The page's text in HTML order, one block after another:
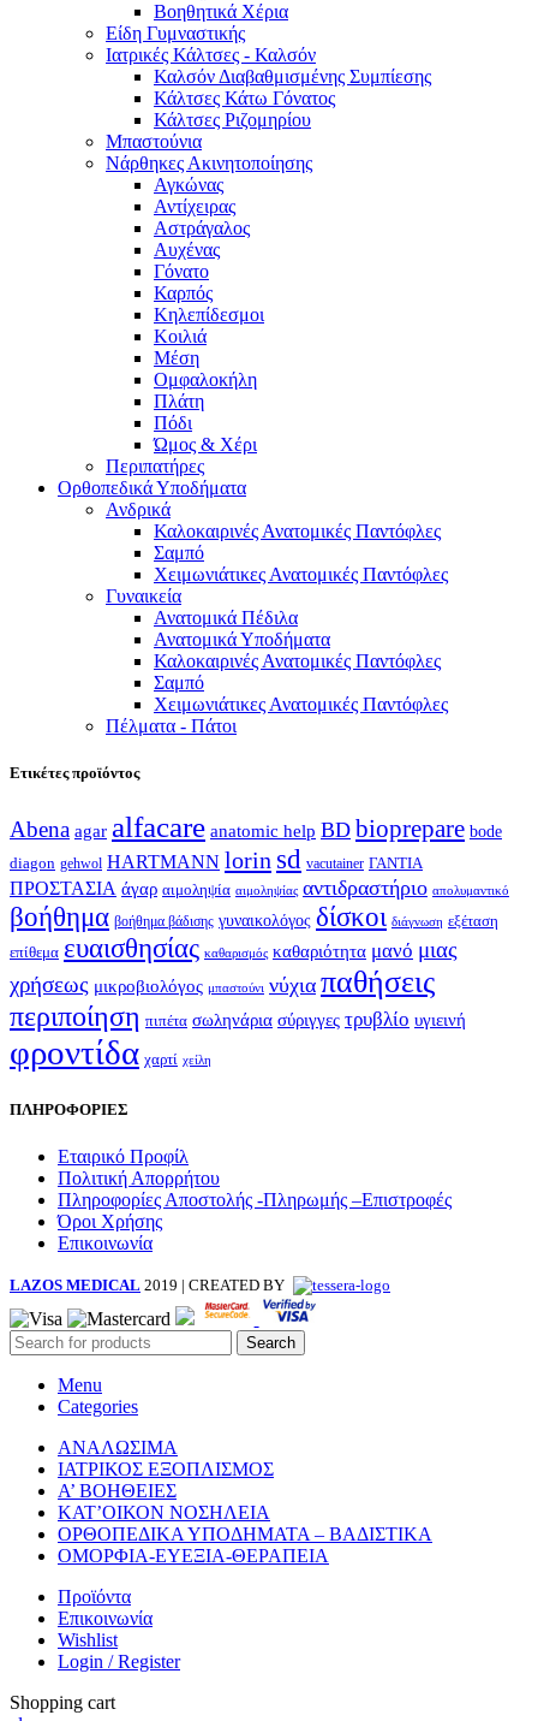
Βοηθητικά Χέρια
Είδη Γυμναστικής
Ιατρικές Κάλτσες - Καλσόν
Καλσόν Διαβαθμισμένης Συμπίεσης
Κάλτσες Κάτω Γόνατος
Κάλτσες Ριζομηρίου
Μπαστούνια
Νάρθηκες Ακινητοποίησης
Αγκώνας
Αντίχειρας
Αστράγαλος
Αυχένας
Γόνατο
Καρπός
Κηλεπίδεσμοι
Κοιλιά
Μέση
Ομφαλοκήλη
Πλάτη
Πόδι
Ώμος & Χέρι
Περιπατήρες
Ορθοπεδικά Υποδήματα
Ανδρικά
Καλοκαιρινές Ανατομικές Παντόφλες
Σαμπό
Χειμωνιάτικες Ανατομικές Παντόφλες
Γυναικεία
Ανατομικά Πέδιλα
Ανατομικά Υποδήματα
Καλοκαιρινές Ανατομικές Παντόφλες
Σαμπό
Χειμωνιάτικες Ανατομικές Παντόφλες
Πέλματα - Πάτοι
Ετικέτες προϊόντος
Abena agar alfacare anatomic help BD bioprepare bode
diagon gehwol HARTMANN lorin sd vacutainer ΓΑΝΤΙΑ
ΠΡΟΣΤΑΣΙΑ άγαρ αιμοληψία αιμοληψίας αντιδραστήριο απολυμαντικό
βοήθημα βοήθημα βάδισης γυναικολόγος δίσκοι διάγνωση εξέταση
επίθεμα ευαισθησίας καθαρισμός καθαριότητα μανό μιας
χρήσεως μικροβιολόγος μπαστούνι νύχια παθήσεις
περιποίηση πιπέτα σωληνάρια σύριγγες τρυβλίο υγιεινή
φροντίδα χαρτί χείλη
ΠΛΗΡΟΦΟΡΙΕΣ
Εταιρικό Προφίλ
Πολιτική Απορρήτου
Πληροφορίες Αποστολής -Πληρωμής –Επιστροφές
Όροι Χρήσης
Επικοινωνία
LAZOS MEDICAL 2019 | CREATED BY
Search
Menu
Categories
ΑΝΑΛΩΣΙΜΑ
ΙΑΤΡΙΚΟΣ ΕΞΟΠΛΙΣΜΟΣ
Α’ ΒΟΗΘΕΙΕΣ
ΚΑΤ’ΟΙΚΟΝ ΝΟΣΗΛΕΙΑ
ΟΡΘΟΠΕΔΙΚΑ ΥΠΟΔΗΜΑΤΑ – ΒΑΔΙΣΤΙΚΑ
ΟΜΟΡΦΙΑ-ΕΥΕΞΙΑ-ΘΕΡΑΠΕΙΑ
Προϊόντα
Επικοινωνία
Wishlist
Login / Register
Shopping cart